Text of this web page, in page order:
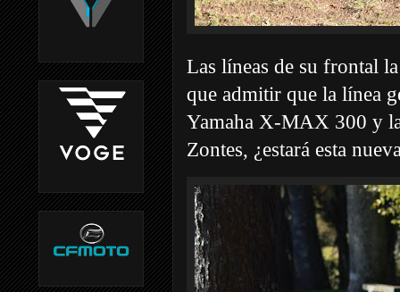
Las líneas de su frontal
que admitir que la línea
Yamaha X-MAX 300 y
Zontes, ¿estará esta